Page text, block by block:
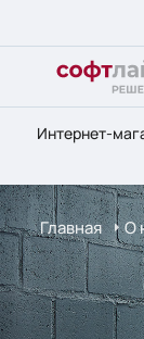
Интернет-
Главная О